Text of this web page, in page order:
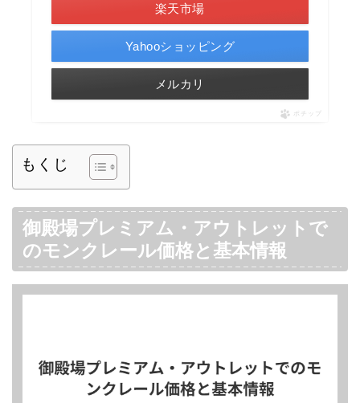
楽天市場
Yahooショッピング
メルカリ
ポチップ
もくじ
御殿場プレミアム・アウトレットで
のモンクレール価格と基本情報